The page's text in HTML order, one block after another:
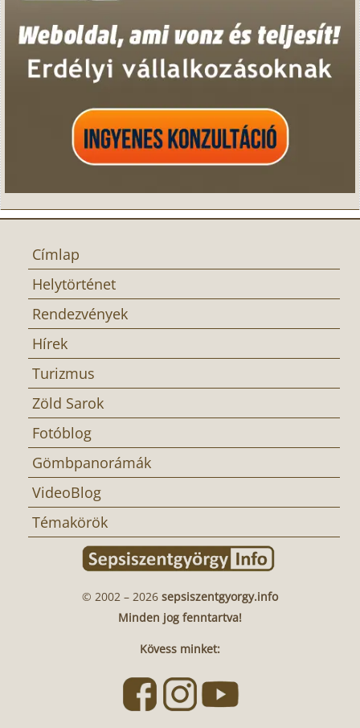
Címlap
Helytörténet
Rendezvények
Hírek
Turizmus
Zöld Sarok
Fotóblog
Gömbpanorámák
VideoBlog
Témakörök
© 2002 – 2026 sepsiszentgyorgy.info
Minden jog fenntartva!
Kövess minket: